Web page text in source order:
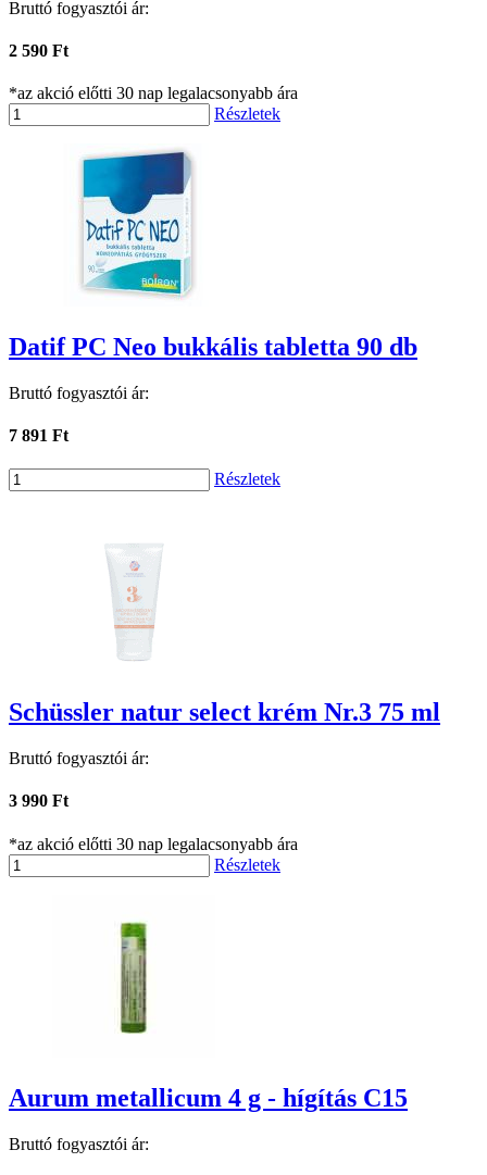
Bruttó fogyasztói ár:
2 590 Ft
*az akció előtti 30 nap legalacsonyabb ára
Részletek
Datif PC Neo bukkális tabletta 90 db
Bruttó fogyasztói ár:
7 891 Ft
Részletek
Schüssler natur select krém Nr.3 75 ml
Bruttó fogyasztói ár:
3 990 Ft
*az akció előtti 30 nap legalacsonyabb ára
Részletek
Aurum metallicum 4 g - hígítás C15
Bruttó fogyasztói ár: